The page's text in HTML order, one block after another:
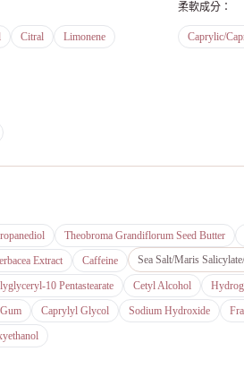
Citral
Limonene
柔軟成分 ：
Caprylic/
Theobroma Grandiflorum Seed Butter
Extract Caffeine Sea Salt/Maris
10 Pentastearate Cetyl Alcohol
Caprylyl Glycol Sodium Hydroxide